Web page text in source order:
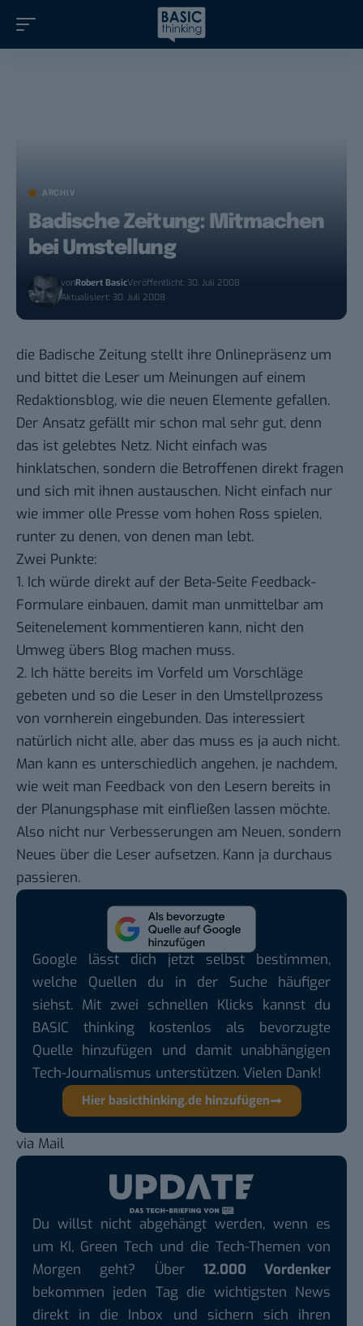
ARCHIV
Badische Zeitung: Mitmachen
bei Umstellung
vonRobert BasicVeröffentlicht: 30. Juli 2008
Aktualisiert: 30. Juli 2008
die Badische Zeitung stellt ihre Onlinepräsenz um
und bittet die Leser um Meinungen auf einem
Redaktionsblog, wie die neuen Elemente gefallen.
Der Ansatz gefällt mir schon mal sehr gut, denn
das ist gelebtes Netz. Nicht einfach was
hinklatschen, sondern die Betroffenen direkt fragen
und sich mit ihnen austauschen. Nicht einfach nur
wie immer olle Presse vom hohen Ross spielen,
runter zu denen, von denen man lebt.
Zwei Punkte:
1. Ich würde direkt auf der Beta-Seite Feedback-
Formulare einbauen, damit man unmittelbar am
Seitenelement kommentieren kann, nicht den
Umweg übers Blog machen muss.
2. Ich hätte bereits im Vorfeld um Vorschläge
gebeten und so die Leser in den Umstellprozess
von vornherein eingebunden. Das interessiert
natürlich nicht alle, aber das muss es ja auch nicht.
Man kann es unterschiedlich angehen, je nachdem,
wie weit man Feedback von den Lesern bereits in
der Planungsphase mit einfließen lassen möchte.
Also nicht nur Verbesserungen am Neuen, sondern
Neues über die Leser aufsetzen. Kann ja durchaus
passieren.
Google lässt dich jetzt selbst bestimmen,
welche Quellen du in der Suche häufiger
siehst. Mit zwei schnellen Klicks kannst du
BASIC thinking kostenlos als bevorzugte
Quelle hinzufügen und damit unabhängigen
Tech-Journalismus unterstützen. Vielen Dank!
Hier basicthinking.de hinzufügen
via Mail
Du willst nicht abgehängt werden, wenn es
um KI, Green Tech und die Tech-Themen von
Morgen geht? Über 12.000 Vordenker
bekommen jeden Tag die wichtigsten News
direkt in die Inbox und sichern sich ihren